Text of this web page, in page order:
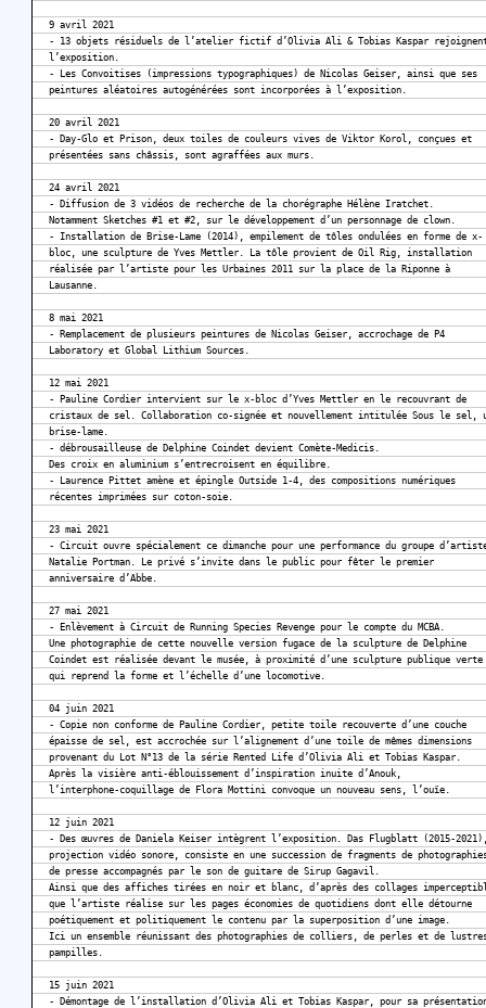
9 avril 2021
- 13 objets résiduels de l’atelier fictif d’Olivia Ali & Tobias Kaspar
l’exposition.
- Les Convoitises (impressions typographiques) de Nicolas Geiser, ainsi que ses
peintures aléatoires autogénérées sont incorporées à l’exposition.
20 avril 2021
- Day-Glo et Prison, deux toiles de couleurs vives de Viktor Korol, conçues et
présentées sans châssis, sont agraffées aux murs.
24 avril 2021
- Diffusion de 3 vidéos de recherche de la chorégraphe Hélène Iratchet.
Notamment Sketches #1 et #2, sur le développement d’un personnage de clown.
- Installation de Brise-Lame (2014), empilement de tôles ondulées en forme de x-
bloc, une sculpture de Yves Mettler. La tôle provient de Oil Rig, installation
réalisée par l’artiste pour les Urbaines 2011 sur la place de la Riponne à
Lausanne.
8 mai 2021
- Remplacement de plusieurs peintures de Nicolas Geiser, accrochage de P4
Laboratory et Global Lithium Sources.
12 mai 2021
- Pauline Cordier intervient sur le x-bloc d’Yves Mettler en le recouvrant de
cristaux de sel. Collaboration co-signée et nouvellement intitulée Sous le sel,
brise-lame.
- débrousailleuse de Delphine Coindet devient Comète-Medicis.
Des croix en aluminium s’entrecroisent en équilibre.
- Laurence Pittet amène et épingle Outside 1-4, des compositions numériques
récentes imprimées sur coton-soie.
23 mai 2021
- Circuit ouvre spécialement ce dimanche pour une performance du groupe
Natalie Portman. Le privé s’invite dans le public pour fêter le premier
anniversaire d’Abbe.
27 mai 2021
- Enlèvement à Circuit de Running Species Revenge pour le compte du MCBA.
Une photographie de cette nouvelle version fugace de la sculpture de Delphine
Coindet est réalisée devant le musée, à proximité d’une sculpture publique verte
qui reprend la forme et l’échelle d’une locomotive.
04 juin 2021
- Copie non conforme de Pauline Cordier, petite toile recouverte d’une couche
épaisse de sel, est accrochée sur l’alignement d’une toile de mêmes dimensions
provenant du Lot N°13 de la série Rented Life d’Olivia Ali et Tobias Kaspar.
Après la visière anti-éblouissement d’inspiration inuite d’Anouk,
l’interphone-coquillage de Flora Mottini convoque un nouveau sens, l’ouïe.
12 juin 2021
- Des œuvres de Daniela Keiser intègrent l’exposition. Das Flugblatt (2015-
projection vidéo sonore, consiste en une succession de fragments de
de presse accompagnés par le son de guitare de Sirup Gagavil.
Ainsi que des affiches tirées en noir et blanc, d’après des collages
que l’artiste réalise sur les pages économies de quotidiens dont elle détourne
poétiquement et politiquement le contenu par la superposition d’une image.
Ici un ensemble réunissant des photographies de colliers, de perles et de
pampilles.
15 juin 2021
- Démontage de l’installation d’Olivia Ali et Tobias Kaspar, pour sa